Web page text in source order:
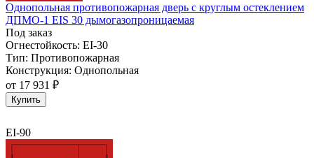
Однопольная противопожарная дверь с круглым остеклением
ДПМО-1 EIS 30 дымогазопроницаемая
Под заказ
Огнестойкость: EI-30
Тип: Противопожарная
Конструкция: Однопольная
от 17 931 ₽
Купить
EI-90